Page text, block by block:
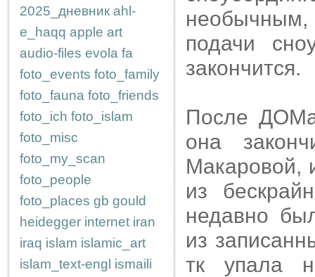
2025_дневник ahl-
e_haqq apple art
audio-files evola fa
foto_events foto_family
foto_fauna foto_friends
foto_ich foto_islam
foto_misc
foto_my_scan
foto_people
foto_places gb gould
heidegger internet iran
iraq islam islamic_art
islam_text-engl ismaili
необычным,
подачи
закончится.
После
она
Макаровой,
из
недавно
из
тк упала